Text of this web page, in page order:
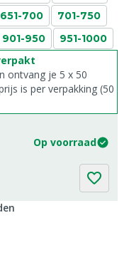
651-700
701-750
901-950 951-1000
ontvang je 5 x 50
is per verpakking (50
Op voorraad